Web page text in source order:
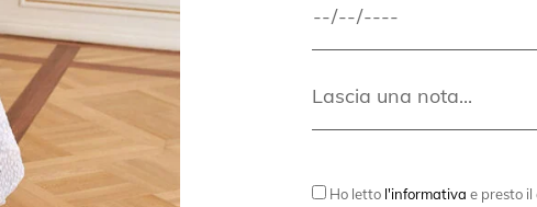
Ho letto l'informativa e presto